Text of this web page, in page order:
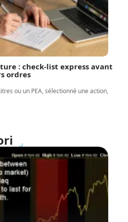
: check-list express avant
ordres
ou un PEA, sélectionné une action,